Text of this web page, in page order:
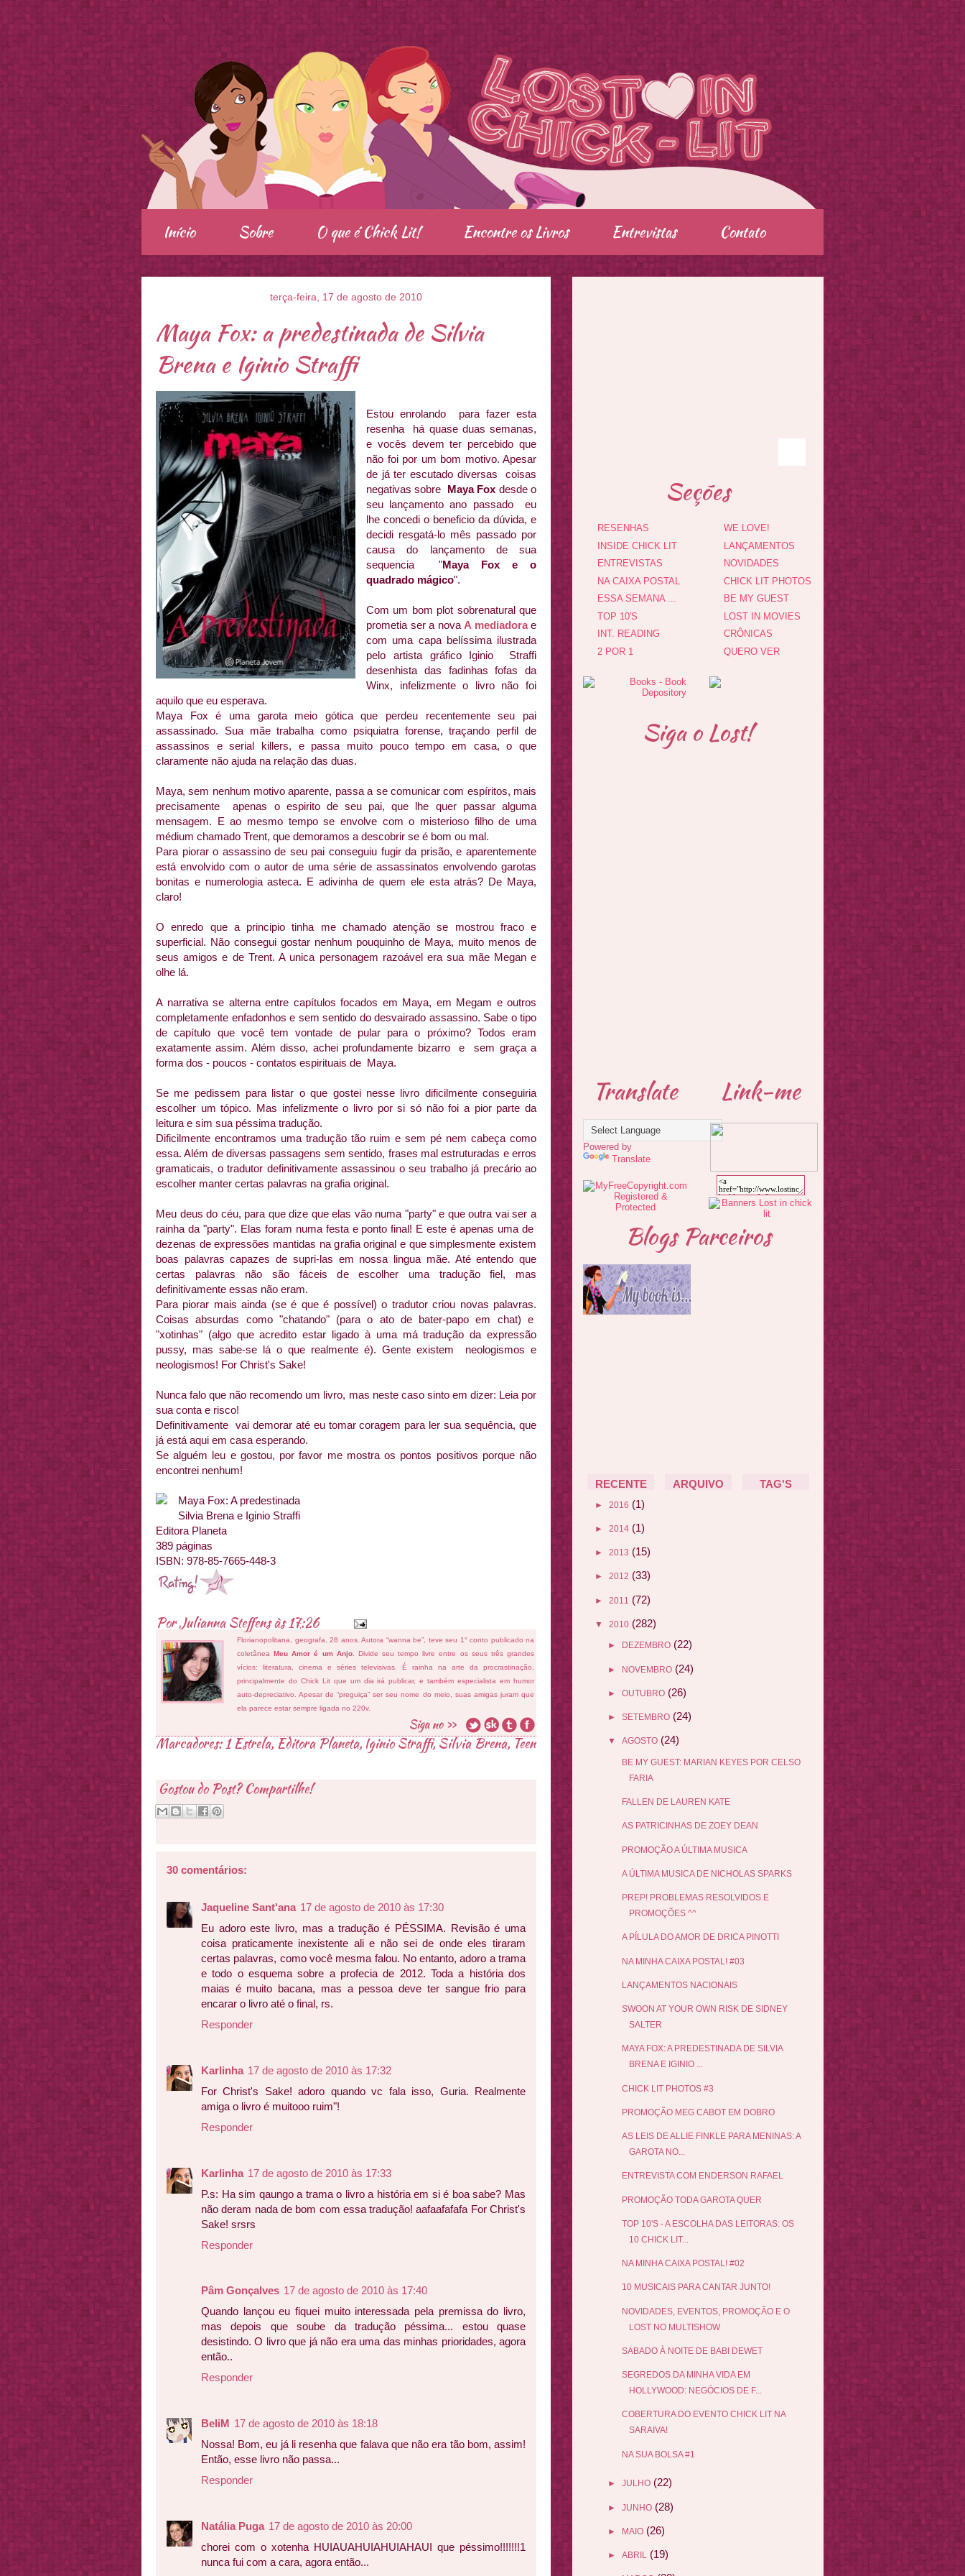
.
Início Sobre O que é Chick Lit! Encontre os Livros Entrevistas Contato
terça-feira, 17 de agosto de 2010
Maya Fox: a predestinada de Silvia
Brena e Iginio Straffi
Estou enrolando para fazer esta
resenha há quase duas semanas,
e vocês devem ter percebido que
não foi por um bom motivo. Apesar
de já ter escutado diversas coisas
negativas sobre Maya Fox desde o
seu lançamento ano passado eu
lhe concedi o beneficio da dúvida, e
decidi resgatá-lo mês passado por
causa do lançamento de sua
sequencia "Maya Fox e o
quadrado mágico".
Com um bom plot sobrenatural que
prometia ser a nova A mediadorae
com uma capa belíssima ilustrada
pelo artista gráfico Iginio Straffi
desenhista das fadinhas fofas da
Winx, infelizmente o livro não foi
aquilo que eu esperava.
Maya Fox é uma garota meio gótica que perdeu recentemente seu pai
assassinado. Sua mãe trabalha como psiquiatra forense, traçando perfil de
assassinos e serial killers, e passa muito pouco tempo em casa, o que
claramente não ajuda na relação das duas.
Maya, sem nenhum motivo aparente, passa a se comunicar com espíritos, mais
precisamente apenas o espirito de seu pai, que lhe quer passar alguma
mensagem. E ao mesmo tempo se envolve com o misterioso filho de uma
médium chamado Trent, que demoramos a descobrir se é bom ou mal.
Para piorar o assassino de seu pai conseguiu fugir da prisão, e aparentemente
está envolvido com o autor de uma série de assassinatos envolvendo garotas
bonitas e numerologia asteca. E adivinha de quem ele esta atrás? De Maya,
claro!
O enredo que a principio tinha me chamado atenção se mostrou fraco e
superficial. Não consegui gostar nenhum pouquinho de Maya, muito menos de
seus amigos e de Trent. A unica personagem razoável era sua mãe Megan e
olhe lá.
A narrativa se alterna entre capítulos focados em Maya, em Megam e outros
completamente enfadonhos e sem sentido do desvairado assassino. Sabe o tipo
de capítulo que você tem vontade de pular para o próximo? Todos eram
exatamente assim. Além disso, achei profundamente bizarro e sem graça a
forma dos - poucos - contatos espirituais de Maya.
Se me pedissem para listar o que gostei nesse livro dificilmente conseguiria
escolher um tópico. Mas infelizmente o livro por si só não foi a pior parte da
leitura e sim sua péssima tradução.
Dificilmente encontramos uma tradução tão ruim e sem pé nem cabeça como
essa. Além de diversas passagens sem sentido, frases mal estruturadas e erros
gramaticais, o tradutor definitivamente assassinou o seu trabalho já precário ao
escolher manter certas palavras na grafia original.
Meu deus do céu, para que dize que elas vão numa "party" e que outra vai ser a
rainha da "party". Elas foram numa festa e ponto final! E este é apenas uma de
dezenas de expressões mantidas na grafia original e que simplesmente existem
boas palavras capazes de supri-las em nossa lingua mãe. Até entendo que
certas palavras não são fáceis de escolher uma tradução fiel, mas
definitivamente essas não eram.
Para piorar mais ainda (se é que é possível) o tradutor criou novas palavras.
Coisas absurdas como "chatando" (para o ato de bater-papo em chat) e
"xotinhas" (algo que acredito estar ligado à uma má tradução da expressão
pussy, mas sabe-se lá o que realmente é). Gente existem neologismos e
neologismos! For Christ's Sake!
Nunca falo que não recomendo um livro, mas neste caso sinto em dizer: Leia por
sua conta e risco!
Definitivamente vai demorar até eu tomar coragem para ler sua sequência, que
já está aqui em casa esperando.
Se alguém leu e gostou, por favor me mostra os pontos positivos porque não
encontrei nenhum!
Maya Fox: A predestinada
Silvia Brena e Iginio Straffi
Editora Planeta
389 páginas
ISBN: 978-85-7665-448-3
PorJulianna Steffensàs17:26
Florianopolitana, geografa, 28 anos. Autora “wanna be”, teve seu 1° conto publicado na
coletâneaMeu Amor é um Anjo. Divide seu tempo livre entre os seus três grandes
vícios: literatura, cinema e séries televisivas. É rainha na arte da procrastinação,
principalmente do Chick Lit que um dia irá publicar, e também especialista em humor
auto-depreciativo. Apesar de “preguiça” ser seu nome do meio, suas amigas juram que
ela parece estar sempre ligada no 220v.
Marcadores:1 Estrela,Editora Planeta,Iginio Straffi,Silvia Brena, Teen
Gostou do Post? Compartilhe!
30 comentários:
Jaqueline Sant'ana 17 de agosto de 2010 às 17:30
Eu adoro este livro, mas a tradução é PÉSSIMA. Revisão é uma
coisa praticamente inexistente ali e não sei de onde eles tiraram
certas palavras, como você mesma falou. No entanto, adoro a trama
e todo o esquema sobre a profecia de 2012. Toda a história dos
maias é muito bacana, mas a pessoa deve ter sangue frio para
encarar o livro até o final, rs.
Responder
Karlinha 17 de agosto de 2010 às 17:32
For Christ's Sake! adoro quando vc fala isso, Guria. Realmente
amiga o livro é muitooo ruim"!
Responder
Karlinha 17 de agosto de 2010 às 17:33
P.s: Ha sim qaungo a trama o livro a história em si é boa sabe? Mas
não deram nada de bom com essa tradução! aafaafafafa For Christ's
Sake! srsrs
Responder
Pâm Gonçalves 17 de agosto de 2010 às 17:40
Quando lançou eu fiquei muito interessada pela premissa do livro,
mas depois que soube da tradução péssima... estou quase
desistindo. O livro que já não era uma das minhas prioridades, agora
então..
Responder
BeliM 17 de agosto de 2010 às 18:18
Nossa! Bom, eu já li resenha que falava que não era tão bom, assim!
Então, esse livro não passa...
Responder
Natália Puga 17 de agosto de 2010 às 20:00
chorei com o xotenha HUIAUAHUIAHUIAHAUI que péssimo!!!!!!!1
nunca fui com a cara, agora então...
Seções
RESENHAS
INSIDE CHICK LIT
ENTREVISTAS
NA CAIXA POSTAL
ESSA SEMANA ...
TOP 10'S
INT. READING
2 POR 1
WE LOVE!
LANÇAMENTOS
NOVIDADES
CHICK LIT PHOTOS
BE MY GUEST
LOST IN MOVIES
CRÔNICAS
QUERO VER
Siga o Lost!
Translate
Powered by
Translate
Link-me
Blogs Parceiros
RECENTE ARQUIVO TAG'S
► 2016 (1)
► 2014 (1)
► 2013 (15)
► 2012 (33)
► 2011 (72)
▼ 2010 (282)
► DEZEMBRO (22)
► NOVEMBRO (24)
► OUTUBRO (26)
► SETEMBRO (24)
▼ AGOSTO (24)
BE MY GUEST: MARIAN KEYES POR CELSO
FARIA
FALLEN DE LAUREN KATE
AS PATRICINHAS DE ZOEY DEAN
PROMOÇÃO A ÚLTIMA MUSICA
A ÚLTIMA MUSICA DE NICHOLAS SPARKS
PREP! PROBLEMAS RESOLVIDOS E
PROMOÇÕES ^^
A PÍLULA DO AMOR DE DRICA PINOTTI
NA MINHA CAIXA POSTAL! #03
LANÇAMENTOS NACIONAIS
SWOON AT YOUR OWN RISK DE SIDNEY
SALTER
MAYA FOX: A PREDESTINADA DE SILVIA
BRENA E IGINIO ...
CHICK LIT PHOTOS #3
PROMOÇÃO MEG CABOT EM DOBRO
AS LEIS DE ALLIE FINKLE PARA MENINAS: A
GAROTA NO...
ENTREVISTA COM ENDERSON RAFAEL
PROMOÇÃO TODA GAROTA QUER
TOP 10'S - A ESCOLHA DAS LEITORAS: OS
10 CHICK LIT...
NA MINHA CAIXA POSTAL! #02
10 MUSICAIS PARA CANTAR JUNTO!
NOVIDADES, EVENTOS, PROMOÇÃO E O
LOST NO MULTISHOW
SABADO À NOITE DE BABI DEWET
SEGREDOS DA MINHA VIDA EM
HOLLYWOOD: NEGÓCIOS DE F...
COBERTURA DO EVENTO CHICK LIT NA
SARAIVA!
NA SUA BOLSA #1
► JULHO (22)
► JUNHO (28)
► MAIO (26)
► ABRIL (19)